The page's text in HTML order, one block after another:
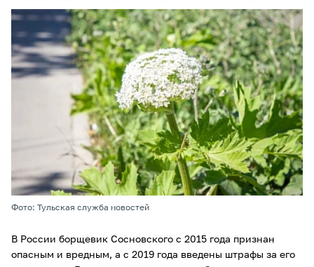
Фото: Тульская служба новостей
В России борщевик Сосновского с 2015 года признан
опасным и вредным, а с 2019 года введены штрафы за его